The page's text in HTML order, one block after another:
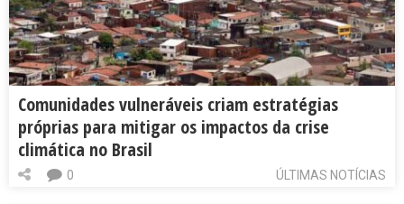
Comunidades vulneráveis criam estratégias
próprias para mitigar os impactos da crise
climática no Brasil
ÚLTIMAS NOTÍCIAS
0